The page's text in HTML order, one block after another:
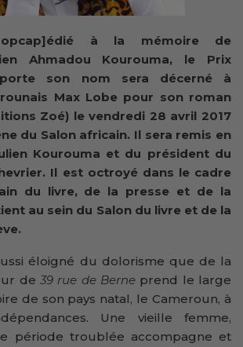
à la mémoire de
Ahmadou Kourouma, le Prix
son nom sera décerné à
Max Lobe pour son roman
Zoé) le vendredi 28 avril 2017
du Salon africain. Il sera remis en
Kourouma et du président du
Il est octroyé dans le cadre
du livre, de la presse et de la
au sein du Salon du livre et de la
éloigné du dolorisme que de la
de 39 rue de Berne prend le large
de son pays natal, le Cameroun, à
Une vieille femme,
période troublée accompagne et